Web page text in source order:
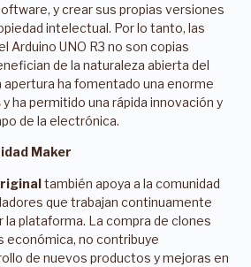
y crear sus propias versiones
intelectual. Por lo tanto, las
Arduino UNO R3 no son copias
de la naturaleza abierta del
ha fomentado una enorme
y ha permitido una rápida innovación y
de la electrónica.
Maker
también apoya a la comunidad
que trabajan continuamente
la plataforma. La compra de clones
económica, no contribuye
de nuevos productos y mejoras en